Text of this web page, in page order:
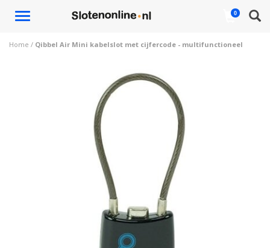
Toggle
0
Home / Qibbel Air Mini kabelslot met cijfercode - multifunctioneel